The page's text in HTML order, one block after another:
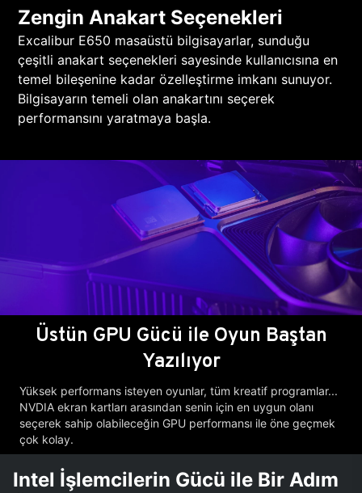
Zengin Anakart Seçenekleri
Excalibur E650 masaüstü bilgisayarlar, sunduğu
çeşitli anakart seçenekleri sayesinde kullanıcısına en
temel bileşenine kadar özelleştirme imkanı sunuyor.
Bilgisayarın temeli olan anakartını seçerek
performansını yaratmaya başla.
Üstün GPU Gücü ile Oyun Baştan
Yazılıyor
Yüksek performans isteyen oyunlar, tüm kreatif programlar...
NVDIA ekran kartları arasından senin için en uygun olanı
seçerek sahip olabileceğin GPU performansı ile öne geçmek
çok kolay.
Intel İşlemcilerin Gücü ile Bir Adım